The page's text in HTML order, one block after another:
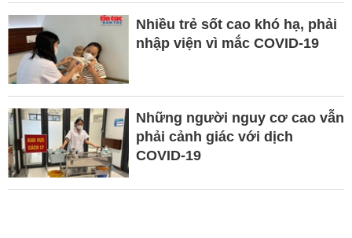
Nhiều trẻ sốt cao khó hạ, phải
nhập viện vì mắc COVID-19
Những người nguy cơ cao vẫn
phải cảnh giác với dịch
COVID-19